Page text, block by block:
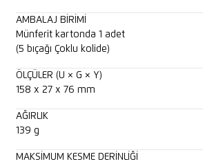
AMBALAJ BIRIMI
Münferit kartonda 1 adet
(5 bıçağı Çoklu kolide)
ÖLÇÜLER (U × G × Y)
158 x 27 x 76 mm
AĞIRLIK
139 g
MAKSIMUM KESME DERINLIĞI